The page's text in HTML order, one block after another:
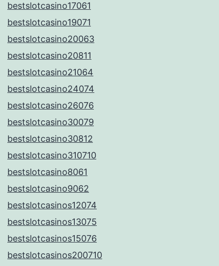
bestslotcasino17061
bestslotcasino19071
bestslotcasino20063
bestslotcasino20811
bestslotcasino21064
bestslotcasino24074
bestslotcasino26076
bestslotcasino30079
bestslotcasino30812
bestslotcasino310710
bestslotcasino8061
bestslotcasino9062
bestslotcasinos12074
bestslotcasinos13075
bestslotcasinos15076
bestslotcasinos200710